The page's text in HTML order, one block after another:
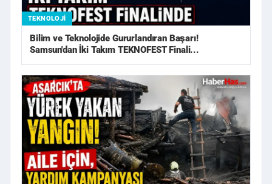
TEKNOLOJI
Bilim ve Teknolojide Gururlandıran Başarı!
Samsun'dan İki Takım TEKNOFEST Finali...